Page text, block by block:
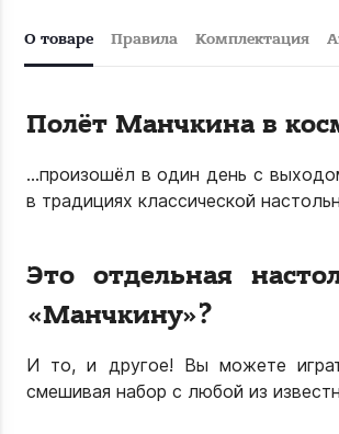
О товаре Правила Комплектация
Полёт Манчкина в
…произошёл в один день с
в традициях классической
Это отдельная
«Манчкину»?
И то, и другое! Вы можете
смешивая набор с любой из